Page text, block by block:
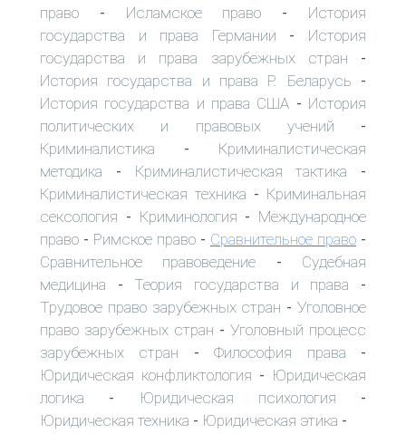
право - Исламское право - История
государства и права Германии - История
государства и права зарубежных стран -
История государства и права Р. Беларусь -
История государства и права США - История
политических и правовых учений -
Криминалистика - Криминалистическая
методика - Криминалистическая тактика -
Криминалистическая техника - Криминальная
сексология - Криминология - Международное
право - Римское право - Сравнительное право -
Сравнительное правоведение - Судебная
медицина - Теория государства и права -
Трудовое право зарубежных стран -Уголовное
право зарубежных стран - Уголовный процесс
зарубежных стран -Философия права -
Юридическая конфликтология - Юридическая
логика - Юридическая психология -
Юридическая техника - Юридическая этика -